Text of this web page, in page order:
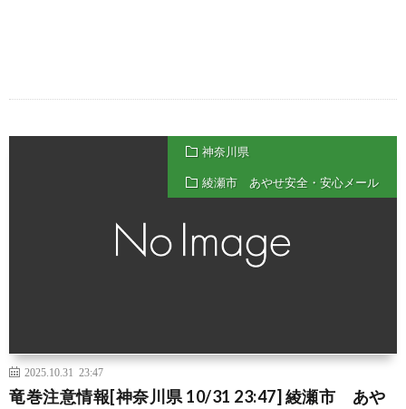
神奈川県
綾瀬市 あやせ安全・安心メール
2025.10.31 23:47
竜巻注意情報[神奈川県 10/31 23:47] 綾瀬市 あや